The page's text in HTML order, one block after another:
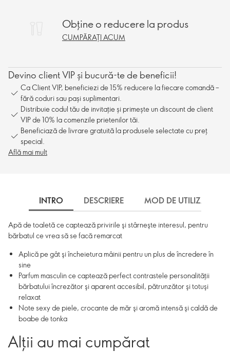
Obține o reducere la produs
CUMPĂRAȚI ACUM
Devino client VIP și bucură-te de beneficii!
Ca Client VIP, beneficiezi de 15% reducere la fiecare comandă –
fără coduri sau pași suplimentari.
Distribuie codul tău de invitație și primește un discount de client
VIP de 10% la comenzile prietenilor tăi.
Beneficiază de livrare gratuită la produsele selectate cu preț
special.
Află mai mult
INTRO DESCRIERE MOD DE UTILIZARE
Apă de toaletă ce captează privirile şi stârneşte interesul, pentru
bărbatul ce vrea să se facă remarcat
Aplică pe gât şi încheietura mâinii pentru un plus de încredere în
sine
Parfum masculin ce captează perfect contrastele personalităţii
bărbatului încrezător şi aparent accesibil, pătrunzător şi totuşi
relaxat
Note sexy de piele, crocante de măr şi aromă intensă şi caldă de
boabe de tonka
Alții au mai cumpărat